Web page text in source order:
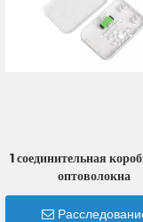
1 соединительная
оптоволокна